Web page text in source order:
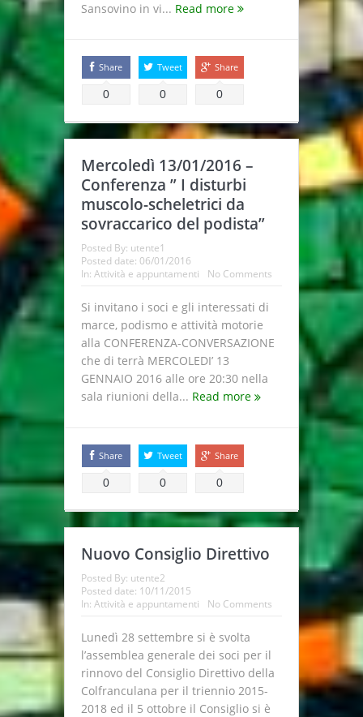
Sansovino in vi... Read more
Share
0
Tweet
0
Share
0
Mercoledì 13/01/2016 –
Conferenza ” I disturbi
muscolo-scheletrici da
sovraccarico del podista”
Posted By: utente1
Posted date: 06/01/2016
In: Attività e appuntamenti No Comments
Si invitano i soci e gli interessati di
marce, podismo e attività motorie
alla CONFERENZA-CONVERSAZIONE
che di terrà MERCOLEDI’ 13
GENNAIO 2016 alle ore 20:30 nella
sala riunioni della... Read more
Share
0
Tweet
0
Share
0
Nuovo Consiglio Direttivo
Posted By: utente2
Posted date: 10/11/2015
In: Attività e appuntamenti No Comments
Lunedì 28 settembre si è svolta
l’assemblea generale dei soci per il
rinnovo del Consiglio Direttivo della
Colfranculana per il triennio 2015-
2018 ed il 5 ottobre il Consiglio si è